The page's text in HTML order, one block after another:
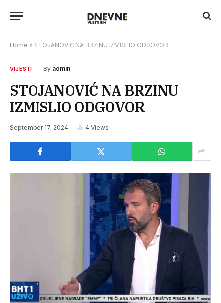
Home » STOJANOVIĆ NA BRZINU IZMISLIO ODGOVOR
VIJESTI By admin
STOJANOVIĆ NA BRZINU
IZMISLIO ODGOVOR
September 17, 2024 4 Views